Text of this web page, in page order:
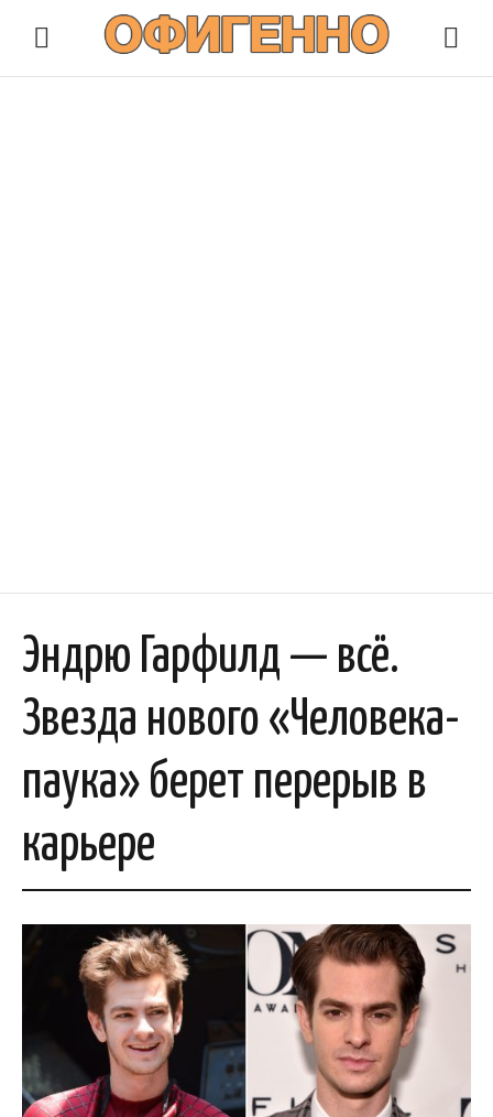
Эндрю Гарфилд — всё.
Звезда нового «Человека-
паука» берет перерыв в
карьере